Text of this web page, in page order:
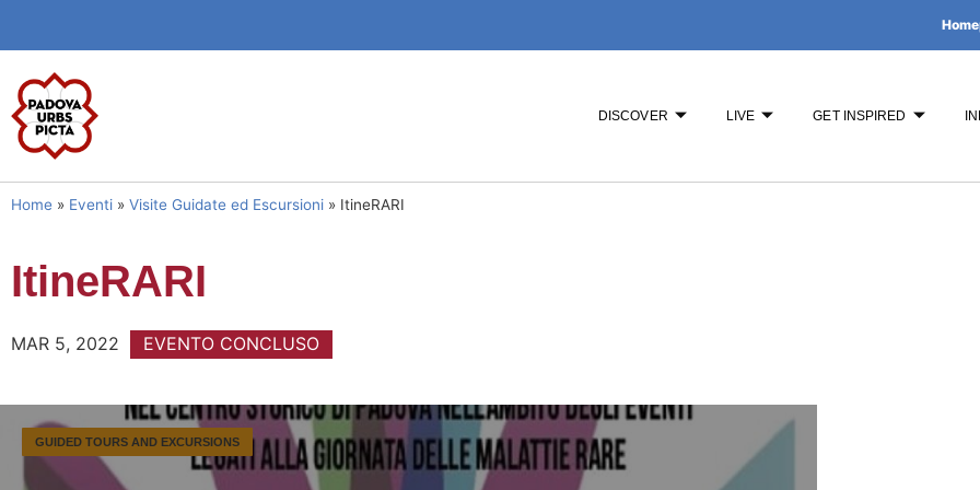
DISCOVER LIVE GET INSPIRED
Home » Eventi » Visite Guidate ed Escursioni » ItineRARI
ItineRARI
MAR 5, 2022 EVENTO CONCLUSO
GUIDED TOURS AND EXCURSIONS